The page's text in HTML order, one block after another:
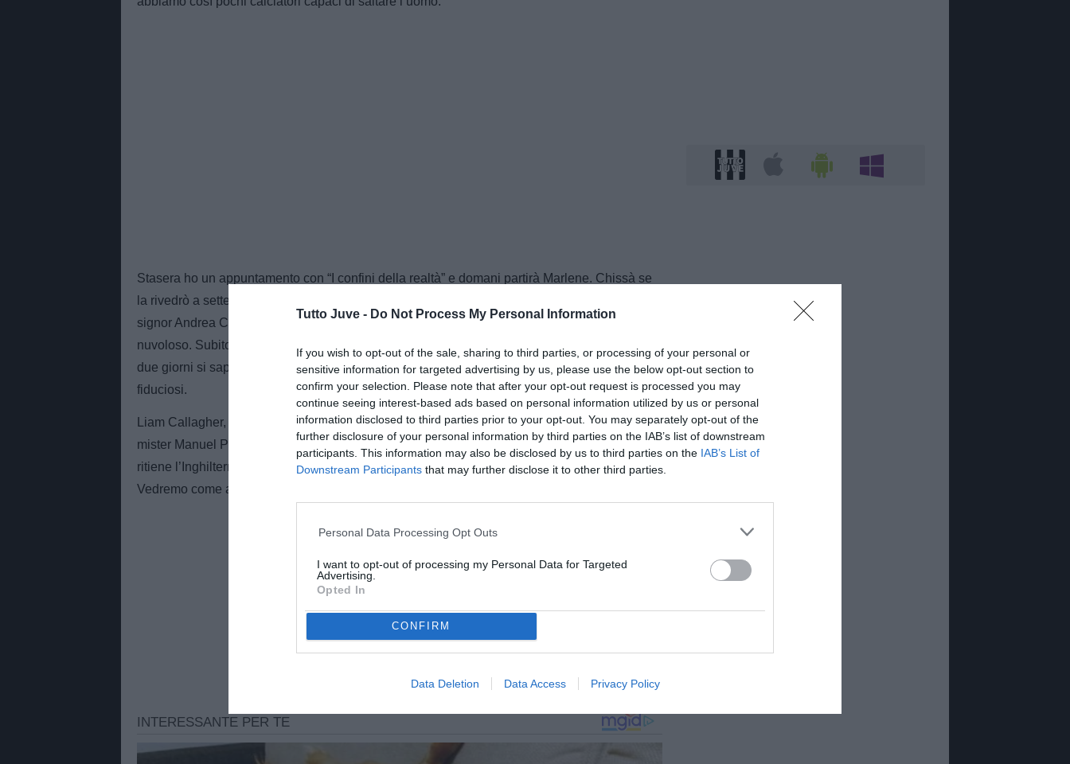
Tutto Juve - Do Not Process My Personal Information
If you wish to opt-out of the sale, sharing to third parties, or processing of your personal or
sensitive information for targeted advertising by us, please use the below opt-out section to
confirm your selection. Please note that after your opt-out request is processed you may
continue seeing interest-based ads based on personal information utilized by us or personal
information disclosed to third parties prior to your opt-out. You may separately opt-out of the
further disclosure of your personal information by third parties on the IAB’s list of downstream
participants. This information may also be disclosed by us to third parties on the IAB’s List of
Downstream Participants that may further disclose it to other third parties.
Personal Data Processing Opt Outs
I want to opt-out of processing my Personal Data for Targeted
Advertising.
Opted In
CONFIRM
Data Deletion Data Access Privacy Policy
Stasera ho un appuntamento con “I confini della realtà” e domani partirà Marlene. Chissà se
la rivedrò a settembre. Uniche novità sul mercato bianconero è il nuovo medico sociale, il
signor Andrea Causarano. Oggi a Modena il cielo è passato in dieci minuti dal sereno al
nuvoloso. Subito dopo si è scatenato un temporale forza otto. Poi è ritornato il sereno. Tra
due giorni si saprà se Berardi volerà o meno verso la corte del Capitano. Aspettiamo
fiduciosi.
Liam Callagher, l’ex cantante degli Oasis, la cui ispirazione sarebbe di essere adottato da
mister Manuel Pellegrini, dopo lo scudetto conquistato dagli azzurri del Manchester City,
ritiene l’Inghilterra poco competitiva per la conquista di un buon piazzamento nei mondiali.
Vedremo come andrà a finire contro l’Uruguay.